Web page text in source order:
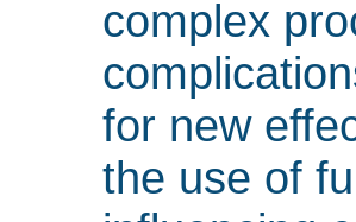
complex
for new
the use of